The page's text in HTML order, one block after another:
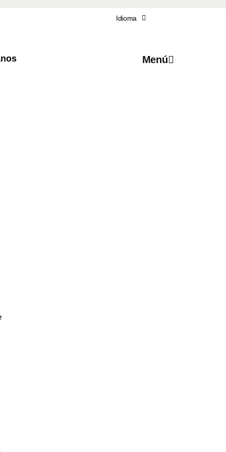
Idioma
Menú